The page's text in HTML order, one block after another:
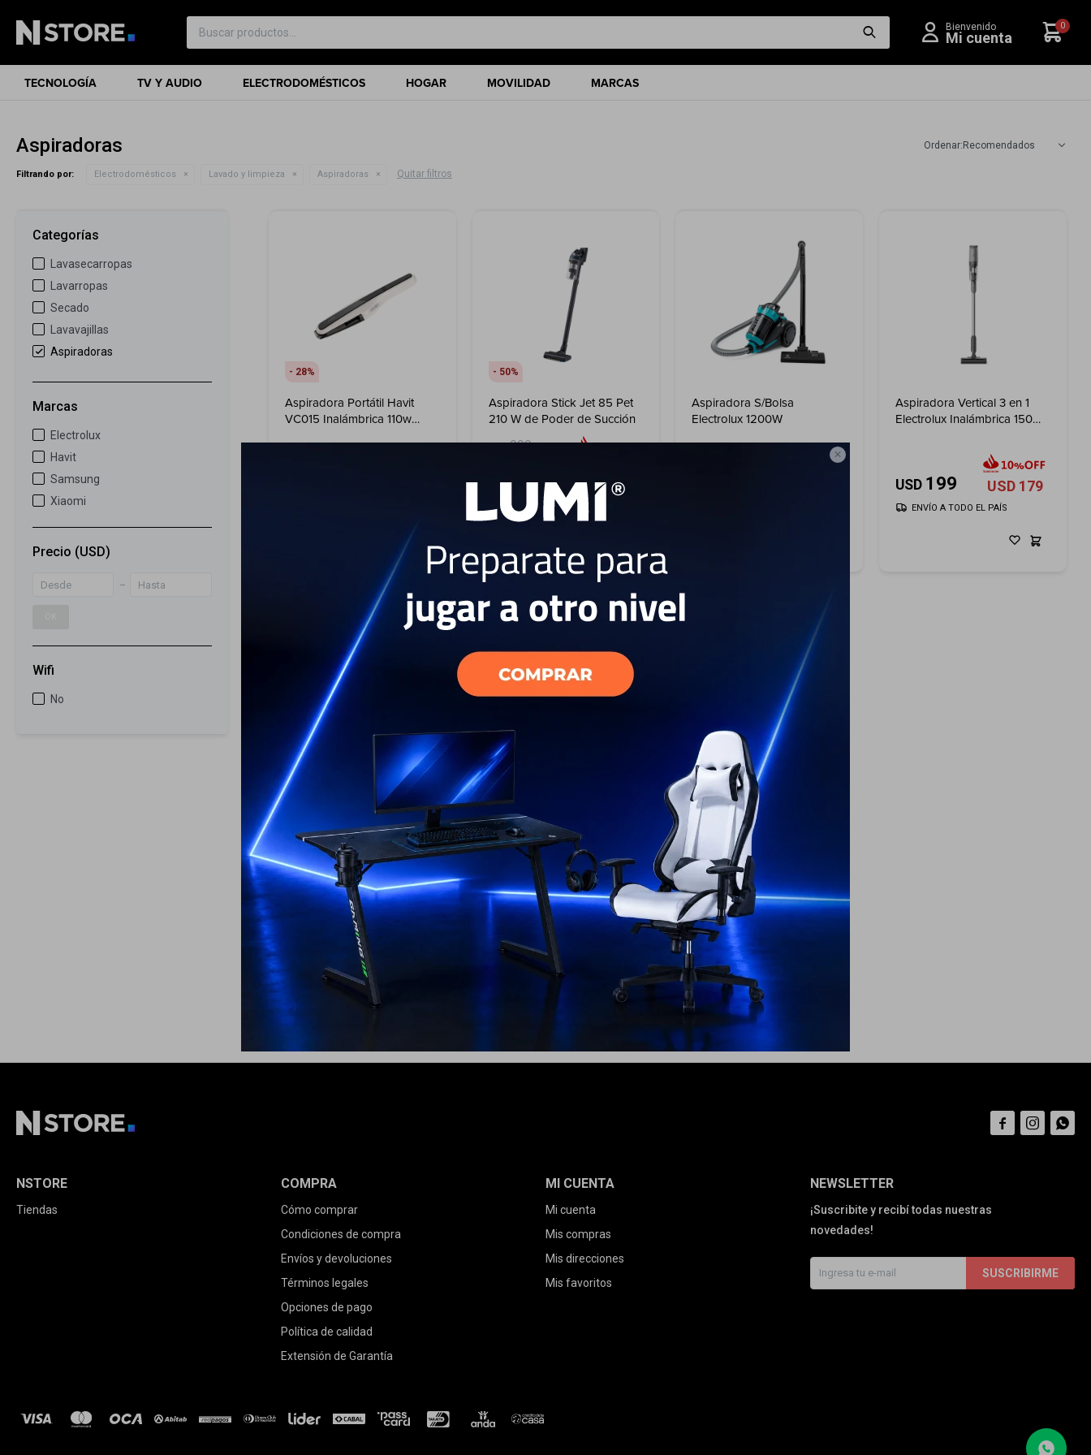

TECNOLOGÍA TV Y AUDIO ELECTRODOMÉSTICOS HOGAR MOVILIDAD MARCAS
0
Aspiradoras Recomendados
Filtrando por: Electrodomésticos Lavado y limpieza Aspiradoras Quitar filtros
28
Aspiradora Portátil Havit
VC015 Inalámbrica 110w
50
Aspiradora Stick Jet 85 Pet
210 W de Poder de Succión
USD 999
ENVIO GRATIS
GARANTÍA: 1 AÑO
ENVÍO A TODO EL PAÍS
Aspiradora S/Bolsa
Electrolux 1200W
Aspiradora Vertical 3 en 1
Electrolux Inalámbrica 150W
USD 199 USD 179
ENVÍO A TODO EL PAÍS
22
Aspiradora Stick Jet 60 con
150 W de Poder de Succión
USD 449
USD 349 USD314
ENVIO GRATIS
GARANTÍA: 1 AÑO
ENVÍO A TODO EL PAÍS
Aspiradora Mi vacuum
cleaner mini Xiaomi
USD 59 USD53
ENVÍO A TODO EL PAÍS
Categorías
Lavasecarropas
Lavarropas
Secado
Lavavajillas
Aspiradoras
Marcas
Electrolux
Havit
Samsung
Xiaomi
Precio (USD)
Wifi
No
NEWSLETTER
¡Suscribite y recibí todas nuestras
novedades!
SUSCRIBIRME
NSTORE
Tiendas
COMPRA
Cómo comprar
Condiciones de compra
Envíos y devoluciones
Términos legales
Opciones de pago
Política de calidad
Extensión de Garantía
MI CUENTA
Mi cuenta
Mis compras
Mis direcciones
Mis favoritos
  